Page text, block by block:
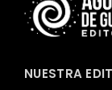
NUESTRA